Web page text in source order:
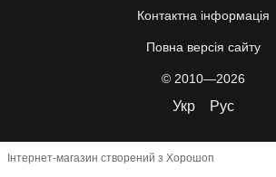
Контактна інформація
Повна версія сайту
© 2010—2026
Укр Рус
Інтернет-магазин створений з Хорошоп